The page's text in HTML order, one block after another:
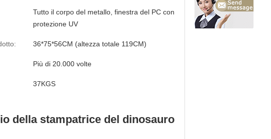
Tutto il corpo del metallo, finestra del PC con
protezione UV
36*75*56CM (altezza totale 119CM)
Più di 20.000 volte
37KGS
della stampatrice del dinosauro